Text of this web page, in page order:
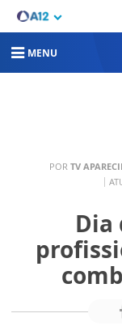
MENU
POR TV
Dia